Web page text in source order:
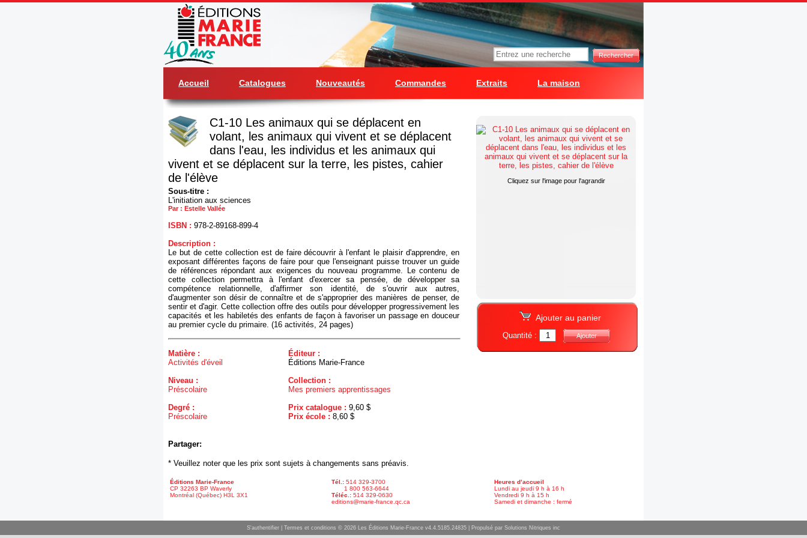
Rechercher
Accueil Catalogues Nouveautés Commandes Extraits La maison
C1-10 Les animaux qui se déplacent en
volant, les animaux qui vivent et se déplacent
dans l'eau, les individus et les animaux qui
vivent et se déplacent sur la terre, les pistes, cahier
de l'élève
Sous-titre :
L'initiation aux sciences
Par : Estelle Vallée
ISBN : 978-2-89168-899-4
Description :
Le but de cette collection est de faire découvrir à l'enfant le plaisir d'apprendre, en
exposant différentes façons de faire pour que l'enseignant puisse trouver un guide
de références répondant aux exigences du nouveau programme. Le contenu de
cette collection permettra à l'enfant d'exercer sa pensée, de développer sa
compétence relationnelle, d'affirmer son identité, de s'ouvrir aux autres,
d'augmenter son désir de connaître et de s'approprier des manières de penser, de
sentir et d'agir. Cette collection offre des outils pour développer progressivement les
capacités et les habiletés des enfants de façon à favoriser un passage en douceur
au premier cycle du primaire. (16 activités, 24 pages)
Matière :
Activités d'éveil
Niveau :
Préscolaire
Degré :
Préscolaire
Éditeur :
Éditions Marie-France
Collection :
Mes premiers apprentissages
Prix catalogue : 9,60 $
Prix école : 8,60 $
Cliquez sur l'image pour l'agrandir
Ajouter au panier
Quantité : Ajouter
Partager:
* Veuillez noter que les prix sont sujets à changements sans préavis.
Éditions Marie-France
CP 32263 BP Waverly
Montréal (Québec) H3L 3X1
Tél.: 514 329-3700
1 800 563-6644
Téléc.: 514 329-0630
editions@marie-france.qc.ca
Heures d’accueil
Lundi au jeudi 9 h à 16 h
Vendredi 9 h à 15 h
Samedi et dimanche : fermé
S'authentifier Termes et conditions © 2026 Les Éditions Marie-France v4.4.5185.24835 | Propulsé par Solutions Nitriques inc